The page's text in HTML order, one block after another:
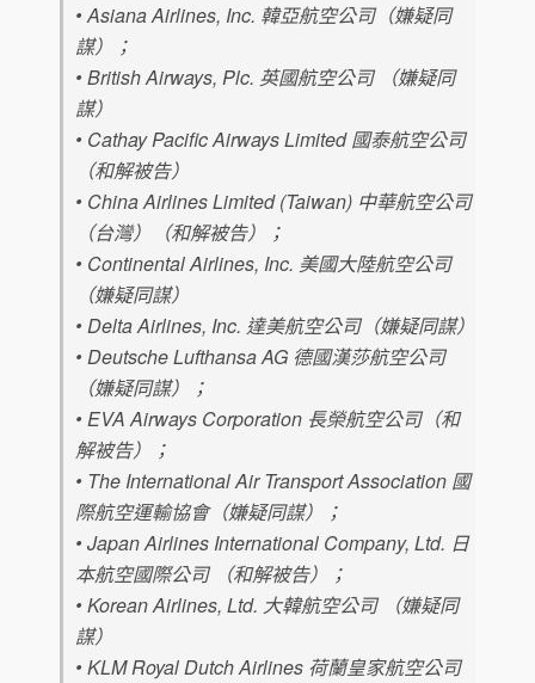
• Asiana Airlines, Inc. 韓亞航空公司（嫌疑同
謀）；
• British Airways, Plc. 英國航空公司 （嫌疑同
謀）
• Cathay Pacific Airways Limited 國泰航空公司
（和解被告）
• China Airlines Limited (Taiwan) 中華航空公司
（台灣）（和解被告）；
• Continental Airlines, Inc. 美國大陸航空公司
（嫌疑同謀）
• Delta Airlines, Inc. 達美航空公司（嫌疑同謀）
• Deutsche Lufthansa AG 德國漢莎航空公司
（嫌疑同謀）；
• EVA Airways Corporation 長榮航空公司（和
解被告）；
• The International Air Transport Association 國
際航空運輸協會（嫌疑同謀）；
• Japan Airlines International Company, Ltd. 日
本航空國際公司 （和解被告）；
• Korean Airlines, Ltd. 大韓航空公司 （嫌疑同
謀）
• KLM Royal Dutch Airlines 荷蘭皇家航空公司